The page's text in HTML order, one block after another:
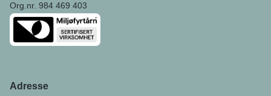
Org.nr. 984 469 403
Adresse